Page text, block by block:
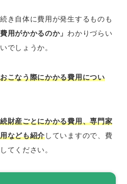
費用
手続き費用
依頼した場合にかかる費
き自体に費用が発生するものも
用がかかるのか」 わかりづらい
でしょうか。
こなう際にかかる費用につい
財産ごとにかかる費用、専門家
なども紹介していますので、費
てください。